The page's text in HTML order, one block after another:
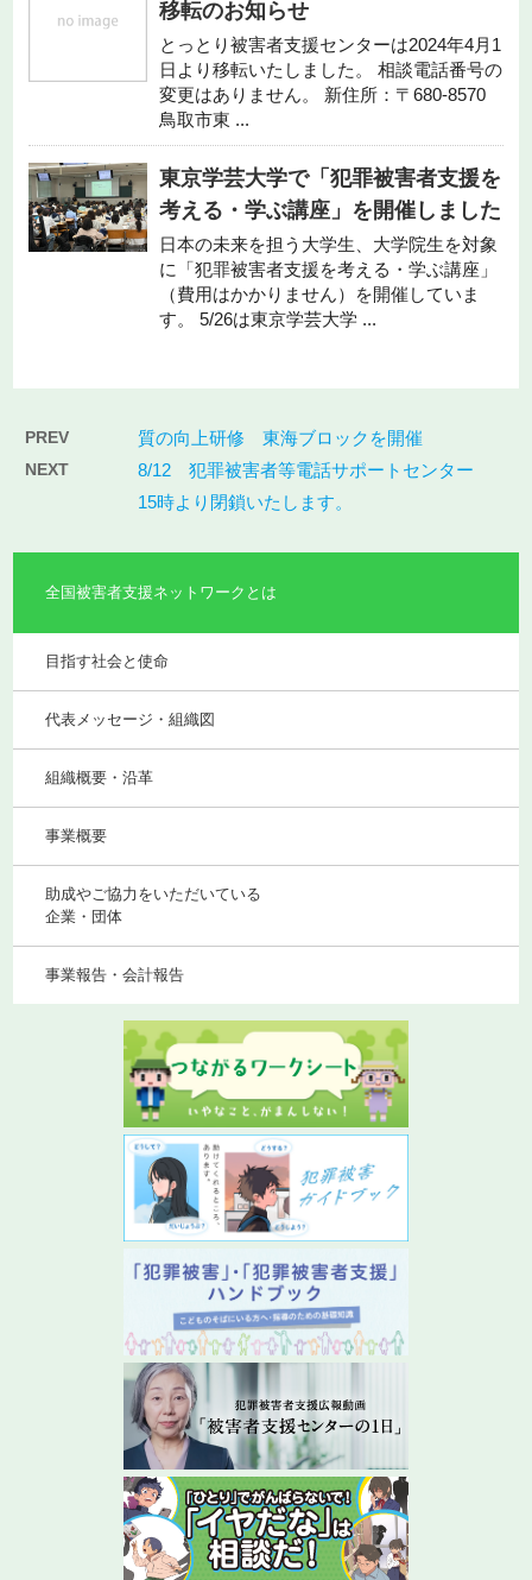
移転のお知らせ
とっとり被害者支援センターは2024年4月1
日より移転いたしました。 相談電話番号の
変更はありません。 新住所：〒680-8570
鳥取市東 ...
東京学芸大学で「犯罪被害者支援を
考える・学ぶ講座」を開催しました
日本の未来を担う大学生、大学院生を対象
に「犯罪被害者支援を考える・学ぶ講座」
（費用はかかりません）を開催していま
す。 5/26は東京学芸大学 ...
PREV 質の向上研修 東海ブロックを開催
NEXT
8/12 犯罪被害者等電話サポートセンター
15時より閉鎖いたします。
全国被害者支援ネットワークとは
目指す社会と使命
代表メッセージ・組織図
組織概要・沿革
事業概要
助成やご協力をいただいている
企業・団体
事業報告・会計報告